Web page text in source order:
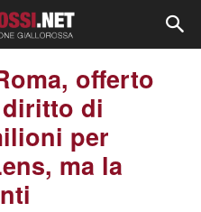
offerto
di
per
ma la